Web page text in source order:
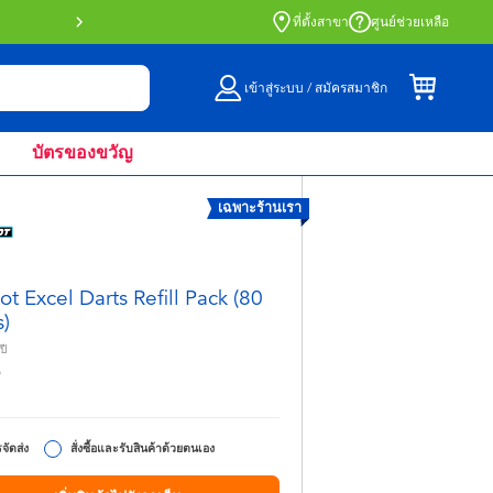
สั่งซื้อออนไลน์และรับที่หน้าร้านด้วย Click
ที่ตั้งสาขา ศูนย์ช่วยเหลือ
เข้าสู่ระบบ / สมัครสมาชิก
บัตรของขวัญ
เฉพาะร้านเรา
Excel Darts Refill Pack (80
ปี
ดส่ง สั่งซื้อและรับสินค้าด้วยตนเอง